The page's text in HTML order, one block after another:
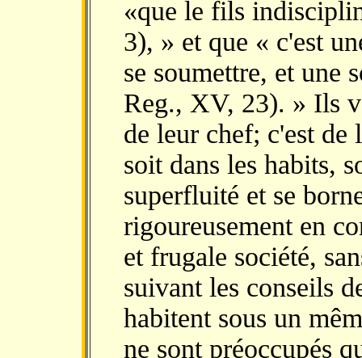
«que le fils
3), » et que « c'est
se soumettre, et une
Reg., XV, 23). » Ils
de leur chef; c'est
soit dans les habits,
superfluité et se
rigoureusement en
et frugale société,
suivant les conseils
habitent sous un
ne sont préoccupés